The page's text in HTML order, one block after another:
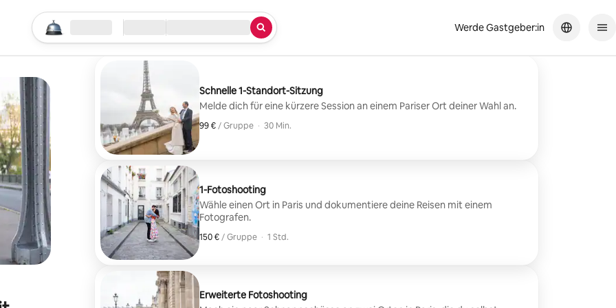
Suche starten
Standort Check-in/Check-out
Art des Services Werde Gastgeber:in
Schnelle 1-Standort-Sitzung
Melde dich für eine kürzere Session an einem Pariser Ort deiner Wahl an.
99 € / Gruppe
99 € pro Gruppe
, · 30 Min.
1-Fotoshooting
Wähle einen Ort in Paris und dokumentiere deine Reisen mit einem
Fotografen.
150 € / Gruppe
150 € pro Gruppe
, · 1 Std.
Erweiterte Fotoshooting